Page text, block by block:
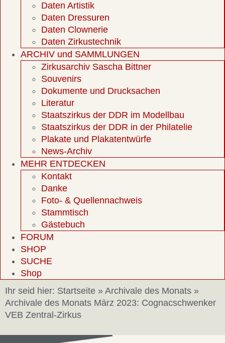
Daten Artistik
Daten Dressuren
Daten Clownerie
Daten Zirkustechnik
ARCHIV und SAMMLUNGEN
Zirkusarchiv Sascha Bittner
Souvenirs
Dokumente und Drucksachen
Literatur
Staatszirkus der DDR im Modellbau
Staatszirkus der DDR in der Philatelie
Plakate und Plakatentwürfe
News-Archiv
MEHR ENTDECKEN
Kontakt
Danke
Foto- & Quellennachweis
Stammtisch
Gästebuch
FORUM
SHOP
SUCHE
Shop
Ihr seid hier: Startseite » Archivale des Monats »
Archivale des Monats März 2023: Cognacschwenker
VEB Zentral-Zirkus